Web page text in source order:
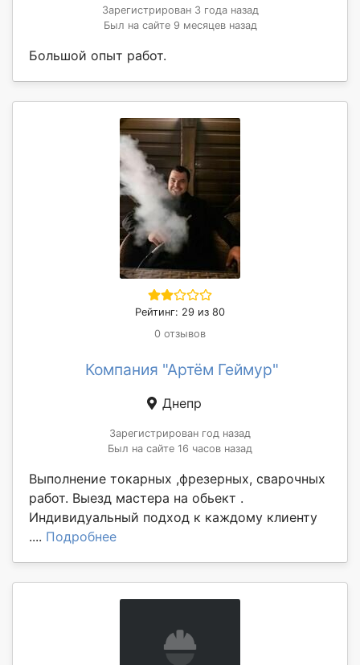
Зарегистрирован 3 года назад
Был на сайте 9 месяцев назад
Большой опыт работ.
Рейтинг: 29 из 80
0 отзывов
Компания "Артём Геймур"
Днепр
Зарегистрирован год назад
Был на сайте 16 часов назад
Выполнение токарных ,фрезерных, сварочных
работ. Выезд мастера на обьект .
Индивидуальный подход к каждому клиенту
.... Подробнее